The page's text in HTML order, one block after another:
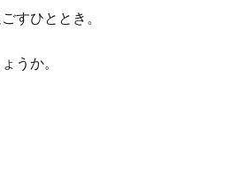
すひととき。
うか。